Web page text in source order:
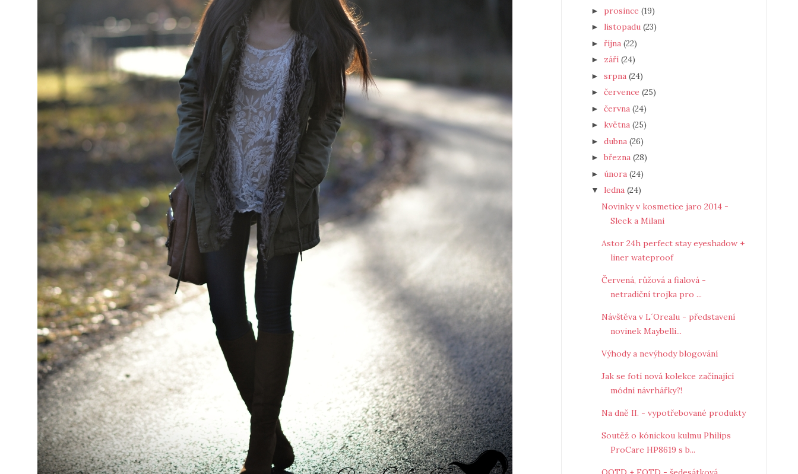
► prosince (19)
► listopadu (23)
► října (22)
► září (24)
► srpna (24)
► července (25)
► června (24)
► května (25)
► dubna (26)
► března (28)
► února (24)
▼ ledna (24)
Novinky v kosmetice jaro 2014 -
Sleek a Milani
Astor 24h perfect stay eyeshadow +
liner wateproof
Červená, růžová a fialová -
netradiční trojka pro ...
Návštěva v L´Orealu - představení
novinek Maybelli...
Výhody a nevýhody blogování
Jak se fotí nová kolekce začínající
módní návrhářky?!
Na dně II. - vypotřebované produkty
Soutěž o kónickou kulmu Philips
ProCare HP8619 s b...